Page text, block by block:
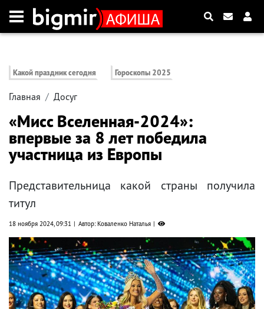
Какой праздник сегодня Гороскопы 2025
Главная Досуг
«Мисс Вселенная-2024»:
впервые за 8 лет победила
участница из Европы
Представительница какой страны получила
титул
18 ноября 2024, 09:31 Автор: Коваленко Наталья